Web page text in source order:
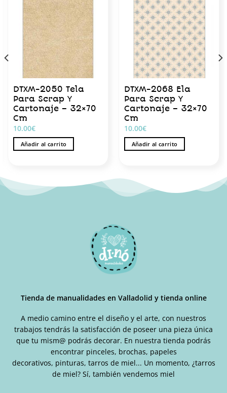
DTXM-2050 Tela
Para Scrap Y
Cartonaje – 32×70
Cm
10.00€
Añadir al carrito
DTXM-2068 Ela
Para Scrap Y
Cartonaje – 32×70
Cm
10.00€
Añadir al carrito
Tienda de manualidades en Valladolid y tienda online
A medio camino entre el diseño y el arte, con nuestros
trabajos tendrás la satisfacción de poseer una pieza única
que tu mism@ podrás decorar. En nuestra tienda podrás
encontrar pinceles, brochas, papeles
decorativos, pinturas, tarros de miel... Un momento, ¿tarros
de miel? Sí, también vendemos miel